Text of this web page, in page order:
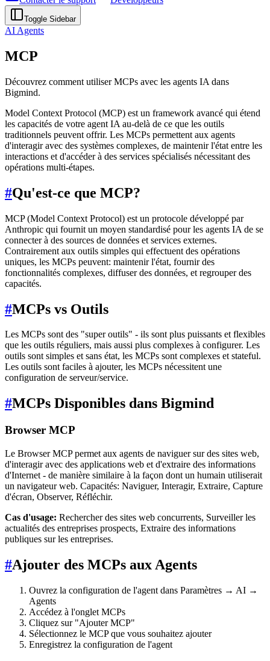
Toggle Sidebar
AI Agents
MCP
Découvrez comment utiliser MCPs avec les agents IA dans
Bigmind.
Model Context Protocol (MCP) est un framework avancé qui étend
les capacités de votre agent IA au-delà de ce que les outils
traditionnels peuvent offrir. Les MCPs permettent aux agents
d'interagir avec des systèmes complexes, de maintenir l'état entre les
interactions et d'accéder à des services spécialisés nécessitant des
opérations multi-étapes.
#Qu'est-ce que MCP?
MCP (Model Context Protocol) est un protocole développé par
Anthropic qui fournit un moyen standardisé pour les agents IA de se
connecter à des sources de données et services externes.
Contrairement aux outils simples qui effectuent des opérations
uniques, les MCPs peuvent: maintenir l'état, fournir des
fonctionnalités complexes, diffuser des données, et regrouper des
capacités.
#MCPs vs Outils
Les MCPs sont des "super outils" - ils sont plus puissants et flexibles
que les outils réguliers, mais aussi plus complexes à configurer. Les
outils sont simples et sans état, les MCPs sont complexes et stateful.
Les outils sont faciles à ajouter, les MCPs nécessitent une
configuration de serveur/service.
#MCPs Disponibles dans Bigmind
Browser MCP
Le Browser MCP permet aux agents de naviguer sur des sites web,
d'interagir avec des applications web et d'extraire des informations
d'Internet - de manière similaire à la façon dont un humain utiliserait
un navigateur web. Capacités: Naviguer, Interagir, Extraire, Capture
d'écran, Observer, Réfléchir.
Cas d'usage: Rechercher des sites web concurrents, Surveiller les
actualités des entreprises prospects, Extraire des informations
publiques sur les entreprises.
#Ajouter des MCPs aux Agents
Ouvrez la configuration de l'agent dans Paramètres → AI →
Agents
Accédez à l'onglet MCPs
Cliquez sur "Ajouter MCP"
Sélectionnez le MCP que vous souhaitez ajouter
Enregistrez la configuration de l'agent